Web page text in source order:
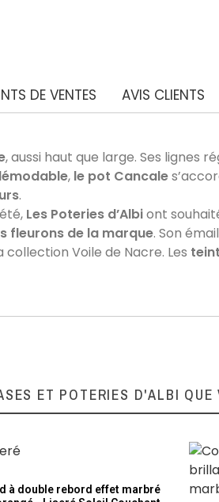
DE VENTES AVIS CLIENTS
, aussi haut que large. Ses lignes
, le pot Cancale
.
Les Poteries d’Albiont
fleurons de la marque. Son
Voile de Nacre. Les
AVIS À PROPOS DU
ET POTERIES D'ALBI QUE
à double rebord effet marbré